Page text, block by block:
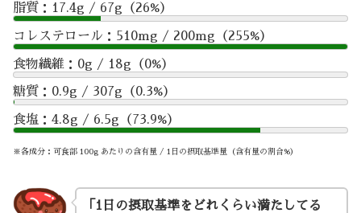
脂質：17.4g / 67g（26%）
コレステロール：510mg / 200mg（255%）
食物繊維：0g / 18g（0%）
糖質：0.9g / 307g（0.3%）
食塩：4.8g / 6.5g（73.9%）
※各成分：可食部 100g あたりの含有量 / 1日の摂取基準量（含有量の割合%）
「1日の摂取基準をどれくらい満たしてる